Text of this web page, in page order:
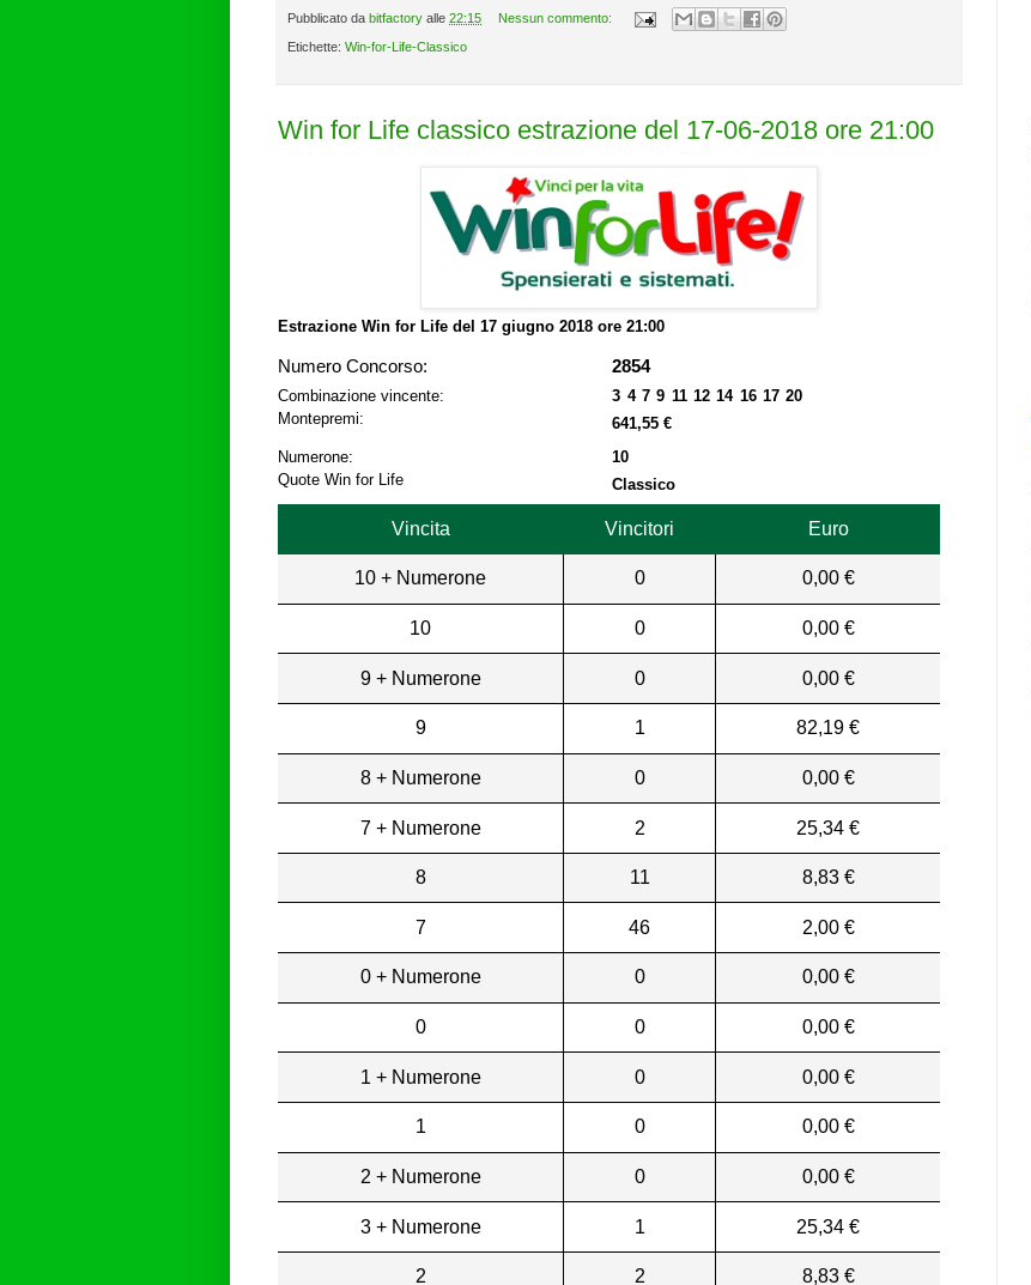
Pubblicato da bitfactory alle 22:15 Nessun commento:
Etichette: Win-for-Life-Classico
Win for Life classico estrazione del 17-06-2018 ore 21:00
Estrazione Win for Life del 17 giugno 2018 ore 21:00
Numero Concorso: 2854
Combinazione vincente:
3 4 7 9 11 12 14 16 17 20
Montepremi:
641,55 €
Numerone:
10
Quote Win for Life
Classico
Vincita Vincitori Euro
10 + Numerone 0 0,00 €
10 0 0,00 €
9 + Numerone 0 0,00 €
9 1 82,19 €
8 + Numerone 0 0,00 €
7 + Numerone 2 25,34 €
8 11 8,83 €
7 46 2,00 €
0 + Numerone 0 0,00 €
0 0 0,00 €
1 + Numerone 0 0,00 €
1 0 0,00 €
2 + Numerone 0 0,00 €
3 + Numerone 1 25,34 €
2 2 8,83 €